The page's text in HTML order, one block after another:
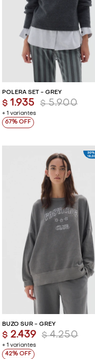
POLERA SET - GREY
+ 1 variantes
$ 1.935 $ 5.900
67
BUZO SUR - GREY
+ 1 variantes
$ 2.439 $ 4.250
42